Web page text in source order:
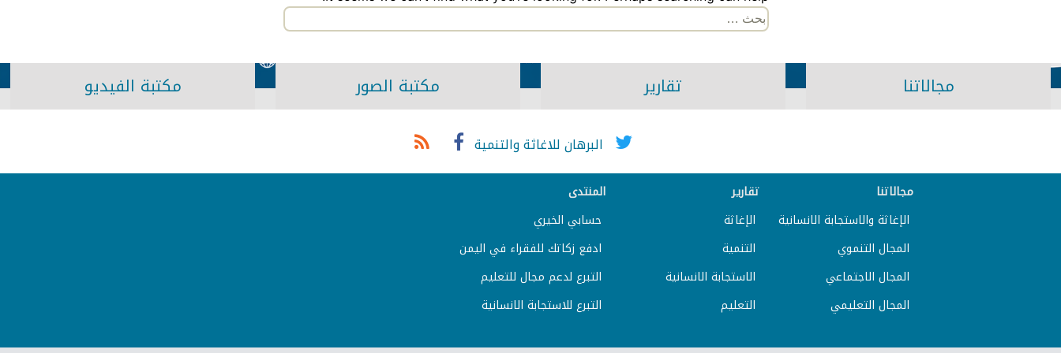
البحث
عن:
مجالاتنا تقارير مكتبة الصور مكتبة الفيديو
البرهان للاغاثة والتنمية
مجالاتنا
الإغاثة والاستجابة الانسانية
المجال التنموي
المجال الاجتماعي
المجال التعليمي
تقارير
الإغاثة
التنمية
الاستجابة الانسانية
التعليم
المنتدى
حسابي الخيري
ادفع زكاتك للفقراء في اليمن
التبرع لدعم مجال للتعليم
التبرع للاستجابة الانسانية